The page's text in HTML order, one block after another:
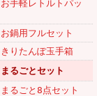
手軽レトルトパッ
鍋用フルセット
りたんぽ玉手箱
るごとセット
るごと8点セット